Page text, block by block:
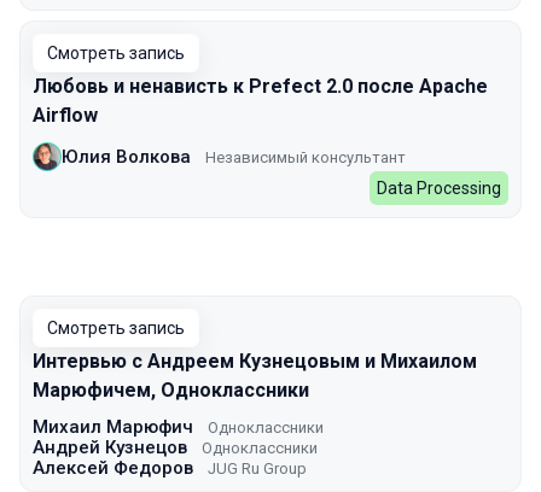
Смотреть запись
Любовь и ненависть к Prefect 2.0 после Apache
Airflow
Юлия Волкова Независимый консультант
Data Processing
Смотреть запись
Интервью с Андреем Кузнецовым и Михаилом
Марюфичем, Одноклассники
Михаил Марюфич Одноклассники
Андрей Кузнецов Одноклассники
Алексей Федоров JUG Ru Group